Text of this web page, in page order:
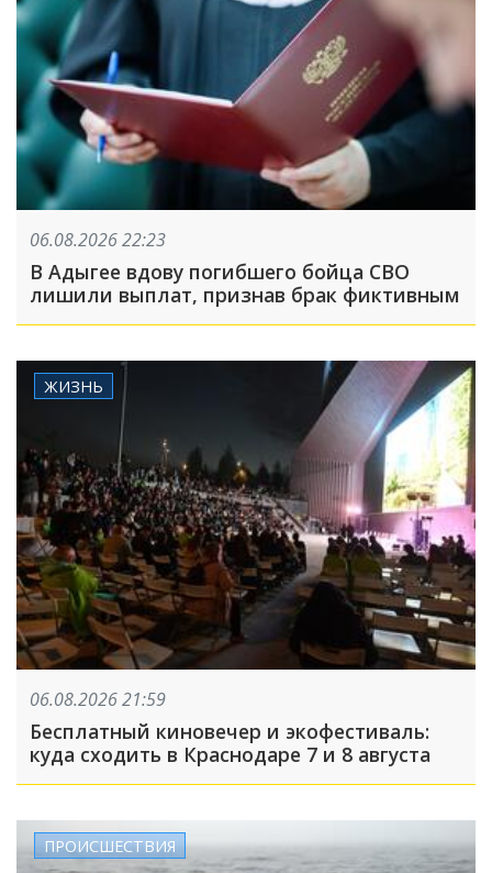
06.08.2026 22:23
В Адыгее вдову погибшего бойца СВО
лишили выплат, признав брак фиктивным
ЖИЗНЬ
06.08.2026 21:59
Бесплатный киновечер и экофестиваль:
куда сходить в Краснодаре 7 и 8 августа
ПРОИСШЕСТВИЯ